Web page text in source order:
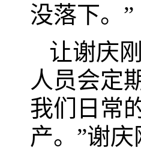
没落下。”
让谢庆
人员会定
我们日常
产。”谢